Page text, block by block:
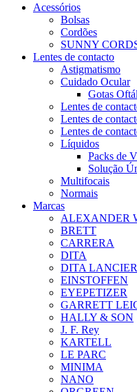
Acessórios
Bolsas
Cordões
SUNNY
Lentes de contacto
Astigmatismo
Cuidado Ocular
Gotas
Lentes de
Lentes de
Lentes de
Líquidos
Packs de
Solução
Multifocais
Normais
Marcas
ALEXANDER
BRETT
CARRERA
DITA
DITA LANCIER
EINSTOFFEN
EYEPETIZER
GARRETT
HALLY & SON
J. F. Rey
KARTELL
LE PARC
MINIMA
NANO